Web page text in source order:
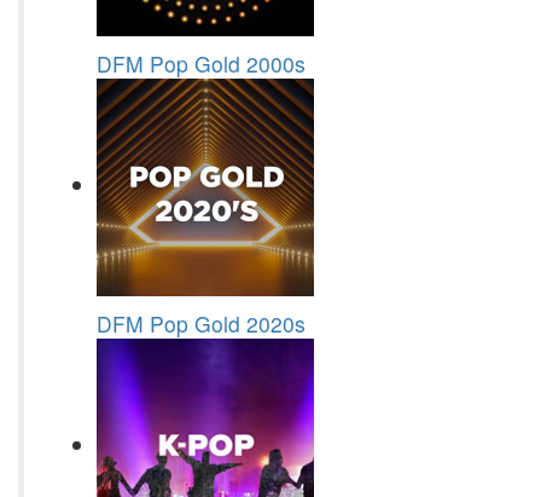
DFM Pop Gold 2000s
DFM Pop Gold 2020s